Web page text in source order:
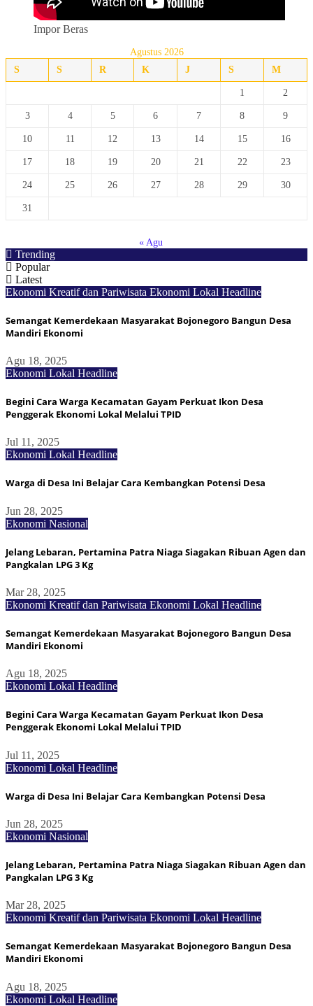
Impor Beras
Agustus 2026
S
S R K J S M
1 2
3 4 5 6 7 8 9
10 11 12 13 14 15 16
17 18 19 20 21 22 23
24 25 26 27 28 29 30
31
« Agu
Trending
Popular
Latest
Ekonomi Kreatif dan Pariwisata Ekonomi Lokal Headline
Semangat Kemerdekaan Masyarakat Bojonegoro Bangun Desa
Mandiri Ekonomi
Agu 18, 2025
Ekonomi Lokal Headline
Begini Cara Warga Kecamatan Gayam Perkuat Ikon Desa
Penggerak Ekonomi Lokal Melalui TPID
Jul 11, 2025
Ekonomi Lokal Headline
Warga di Desa Ini Belajar Cara Kembangkan Potensi Desa
Jun 28, 2025
Ekonomi Nasional
Jelang Lebaran, Pertamina Patra Niaga Siagakan Ribuan Agen dan
Pangkalan LPG 3 Kg
Mar 28, 2025
Ekonomi Kreatif dan Pariwisata Ekonomi Lokal Headline
Semangat Kemerdekaan Masyarakat Bojonegoro Bangun Desa
Mandiri Ekonomi
Agu 18, 2025
Ekonomi Lokal Headline
Begini Cara Warga Kecamatan Gayam Perkuat Ikon Desa
Penggerak Ekonomi Lokal Melalui TPID
Jul 11, 2025
Ekonomi Lokal Headline
Warga di Desa Ini Belajar Cara Kembangkan Potensi Desa
Jun 28, 2025
Ekonomi Nasional
Jelang Lebaran, Pertamina Patra Niaga Siagakan Ribuan Agen dan
Pangkalan LPG 3 Kg
Mar 28, 2025
Ekonomi Kreatif dan Pariwisata Ekonomi Lokal Headline
Semangat Kemerdekaan Masyarakat Bojonegoro Bangun Desa
Mandiri Ekonomi
Agu 18, 2025
Ekonomi Lokal Headline